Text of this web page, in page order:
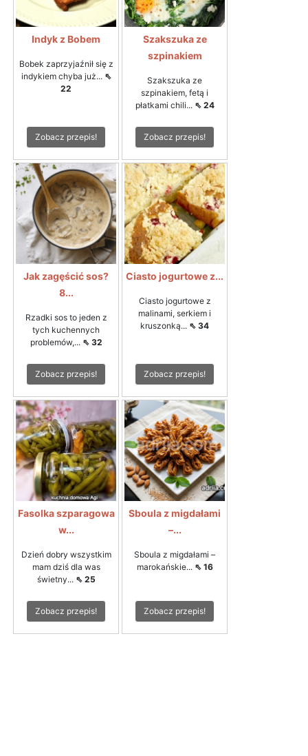
Indyk z Bobem
Bobek zaprzyjaźnił się z
indykiem chyba już... ⇖
22
Zobacz przepis!
Szakszuka ze
szpinakiem
Szakszuka ze
szpinakiem, fetą i
płatkami chili... ⇖ 24
Zobacz przepis!
Jak zagęścić sos?
8...
Rzadki sos to jeden z
tych kuchennych
problemów,... ⇖ 32
Zobacz przepis!
Ciasto jogurtowe z...
Ciasto jogurtowe z
malinami, serkiem i
kruszonką... ⇖ 34
Zobacz przepis!
Fasolka szparagowa
w...
Dzień dobry wszystkim
mam dziś dla was
świetny... ⇖ 25
Zobacz przepis!
Sboula z migdałami
–...
Sboula z migdałami –
marokańskie... ⇖ 16
Zobacz przepis!